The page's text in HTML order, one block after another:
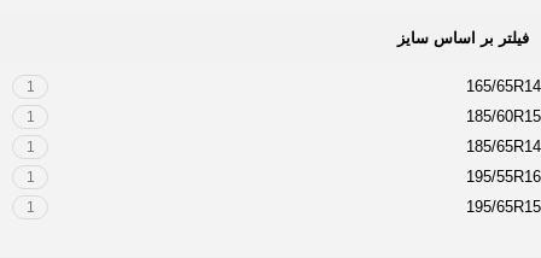
فیلتر بر اساس سایز
165/65R14
1
185/60R15
1
185/65R14
1
195/55R16
1
195/65R15
1